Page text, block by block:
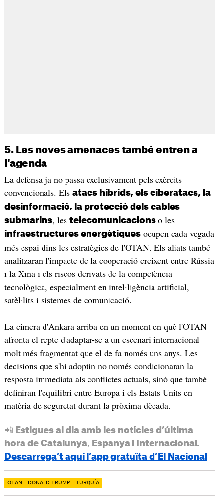
5. Les noves amenaces també entren a
l'agenda
La defensa ja no passa exclusivament pels exèrcits
convencionals. Els atacs híbrids, els ciberatacs, la
desinformació, la protecció dels cables
submarins, les telecomunicacions o les
infraestructures energètiquesocupen cada vegada
més espai dins les estratègies de l'OTAN. Els aliats també
analitzaran l'impacte de la cooperació creixent entre Rússia
i la Xina i els riscos derivats de la competència
tecnològica, especialment en intel·ligència artificial,
satèl·lits i sistemes de comunicació.
La cimera d'Ankara arriba en un moment en què l'OTAN
afronta el repte d'adaptar-se a un escenari internacional
molt més fragmentat que el de fa només uns anys. Les
decisions que s'hi adoptin no només condicionaran la
resposta immediata als conflictes actuals, sinó que també
definiran l'equilibri entre Europa i els Estats Units en
matèria de seguretat durant la pròxima dècada.
📲 Estigues al dia amb les notícies d’última
hora de Catalunya, Espanya i Internacional.
Descarrega’t aquí l’app gratuïta d’El Nacional
OTAN DONALD TRUMP TURQUÍA